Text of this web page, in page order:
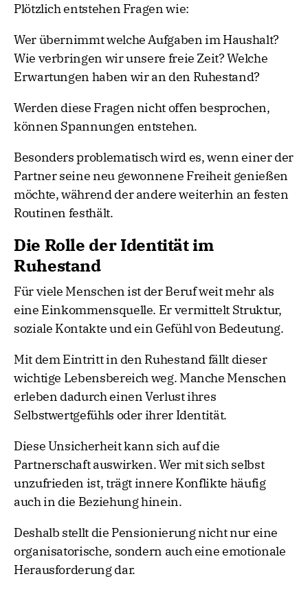
Plötzlich entstehen Fragen wie:
Wer übernimmt welche Aufgaben im Haushalt?
Wie verbringen wir unsere freie Zeit? Welche
Erwartungen haben wir an den Ruhestand?
Werden diese Fragen nicht offen besprochen,
können Spannungen entstehen.
Besonders problematisch wird es, wenn einer der
Partner seine neu gewonnene Freiheit genießen
möchte, während der andere weiterhin an festen
Routinen festhält.
Die Rolle der Identität im
Ruhestand
Für viele Menschen ist der Beruf weit mehr als
eine Einkommensquelle. Er vermittelt Struktur,
soziale Kontakte und ein Gefühl von Bedeutung.
Mit dem Eintritt in den Ruhestand fällt dieser
wichtige Lebensbereich weg. Manche Menschen
erleben dadurch einen Verlust ihres
Selbstwertgefühls oder ihrer Identität.
Diese Unsicherheit kann sich auf die
Partnerschaft auswirken. Wer mit sich selbst
unzufrieden ist, trägt innere Konflikte häufig
auch in die Beziehung hinein.
Deshalb stellt die Pensionierung nicht nur eine
organisatorische, sondern auch eine emotionale
Herausforderung dar.